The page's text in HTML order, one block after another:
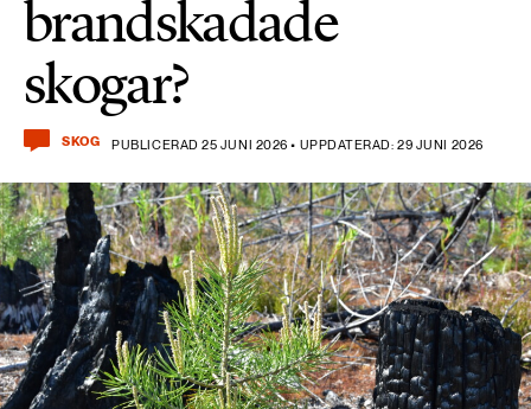
brandskadade
skogar?
SKOG PUBLICERAD 25 JUNI 2026 • UPPDATERAD: 29 JUNI 2026